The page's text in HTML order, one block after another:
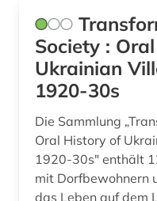
Society :
Ukrainian
1920-30s
Die Sammlung
Oral History of
1920-30s" enthält
mit Dorfbewohnern
das Leben auf dem